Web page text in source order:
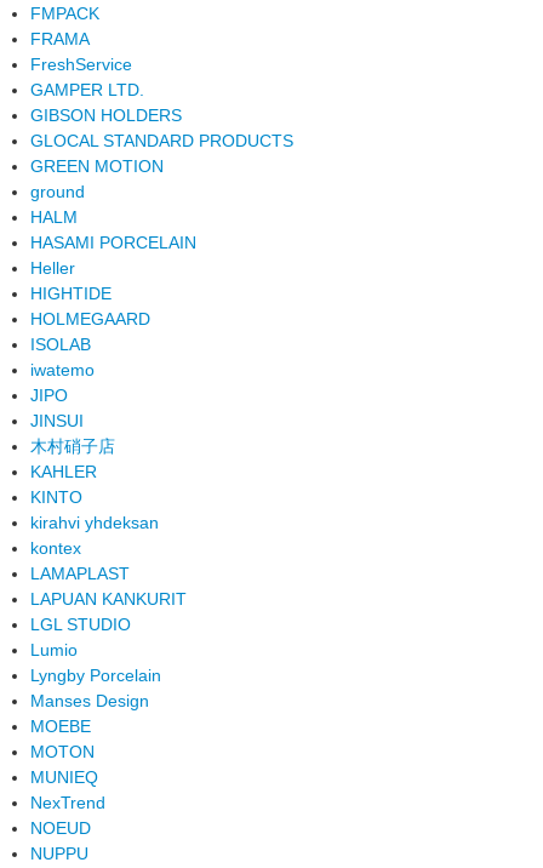
FMPACK
FRAMA
FreshService
GAMPER LTD.
GIBSON HOLDERS
GLOCAL STANDARD PRODUCTS
GREEN MOTION
ground
HALM
HASAMI PORCELAIN
Heller
HIGHTIDE
HOLMEGAARD
ISOLAB
iwatemo
JIPO
JINSUI
木村硝子店
KAHLER
KINTO
kirahvi yhdeksan
kontex
LAMAPLAST
LAPUAN KANKURIT
LGL STUDIO
Lumio
Lyngby Porcelain
Manses Design
MOEBE
MOTON
MUNIEQ
NexTrend
NOEUD
NUPPU